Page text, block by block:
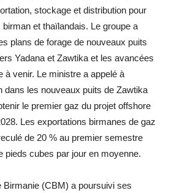
stockage et distribution pour
et thaïlandais. Le groupe a
plans de forage de nouveaux puits
Yadana et Zawtika et les avancées
à venir. Le ministre a appelé à
dans les nouveaux puits de Zawtika
le premier gaz du projet offshore
Les exportations birmanes de gaz
de 20 % au premier semestre
pieds cubes par jour en moyenne.
Birmanie (CBM) a poursuivi ses